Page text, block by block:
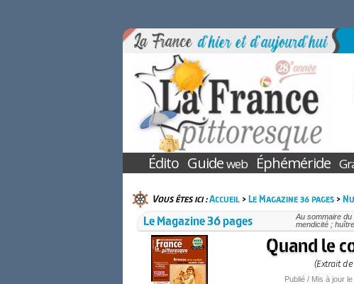
Édito Guideweb Éphéméride
Vous êtes ici :Accueil>Le Magazine 36 pages>
Le Magazine 36 pages
Au sommaire
mendicité ;
Quand le
(Extrait
Publié / Mis à jour le